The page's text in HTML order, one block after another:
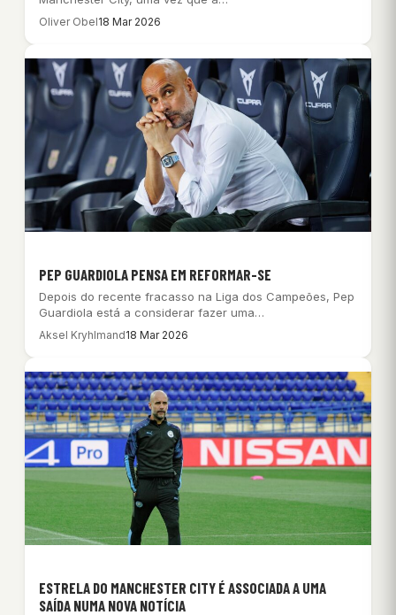
Oliver Obel18 Mar 2026
PEP GUARDIOLA PENSA EM REFORMAR-SE
Depois do recente fracasso na Liga dos Campeões, Pep
Guardiola está a considerar fazer uma…
Aksel Kryhlmand18 Mar 2026
ESTRELA DO MANCHESTER CITY É ASSOCIADA A UMA
SAÍDA NUMA NOVA NOTÍCIA